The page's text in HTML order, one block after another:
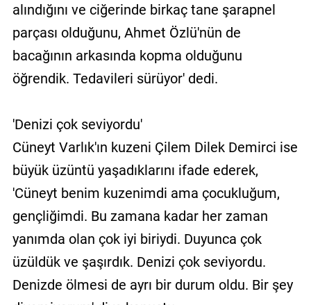
alındığını ve ciğerinde birkaç tane şarapnel
parçası olduğunu, Ahmet Özlü'nün de
bacağının arkasında kopma olduğunu
öğrendik. Tedavileri sürüyor' dedi.
'Denizi çok seviyordu'
Cüneyt Varlık'ın kuzeni Çilem Dilek Demirci ise
büyük üzüntü yaşadıklarını ifade ederek,
'Cüneyt benim kuzenimdi ama çocukluğum,
gençliğimdi. Bu zamana kadar her zaman
yanımda olan çok iyi biriydi. Duyunca çok
üzüldük ve şaşırdık. Denizi çok seviyordu.
Denizde ölmesi de ayrı bir durum oldu. Bir şey